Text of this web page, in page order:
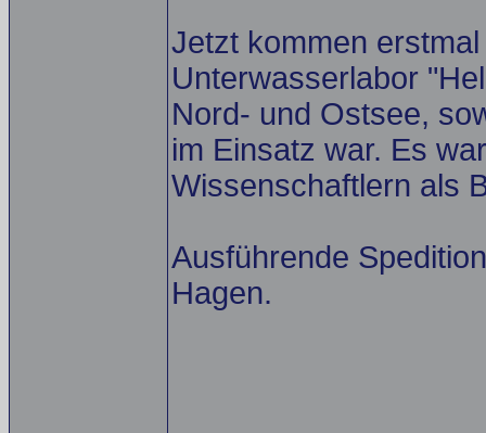
Jetzt kommen
Unterwasserlabor
Nord- und Ostsee,
im Einsatz war. Es
Wissenschaftlern als
Ausführende
Hagen.